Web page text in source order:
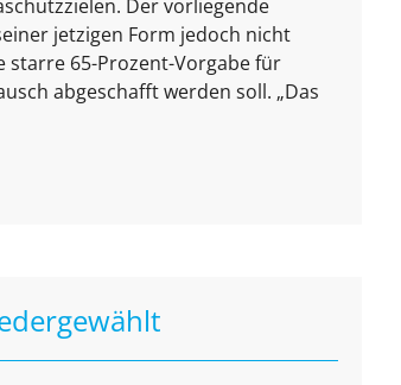
Der vorliegende
jetzigen Form jedoch nicht
starre 65-Prozent-Vorgabe für
abgeschafft werden soll. „Das